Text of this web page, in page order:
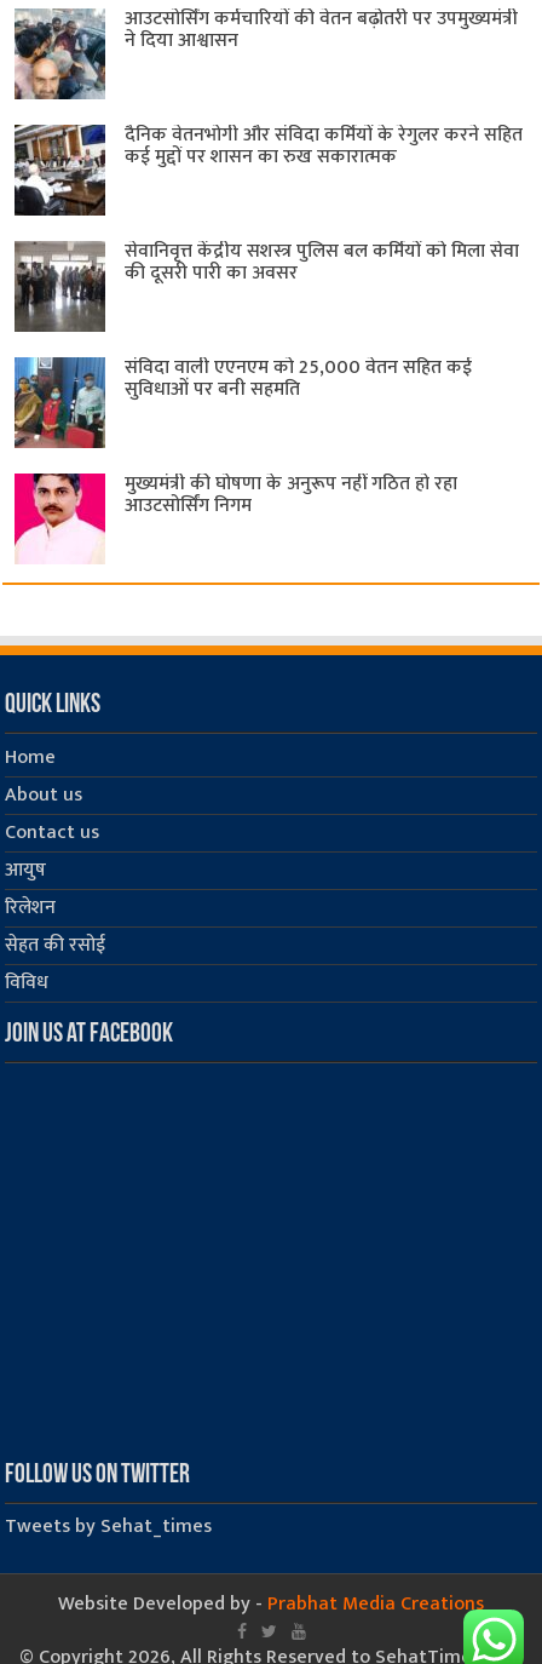
आउटसोर्सिंग कर्मचारियों की वेतन बढ़ोतरी पर उपमुख्यमंत्री
ने दिया आश्वासन
दैनिक वेतनभोगी और संविदा कर्मियों के रेगुलर करने सहित
कई मुद्दों पर शासन का रुख सकारात्मक
सेवानिवृत्त केंद्रीय सशस्त्र पुलिस बल ​कर्मियों को मिला सेवा
की दूसरी पारी का अवसर
संविदा वाली एएनएम को 25,000 वेतन सहित कई
सुविधाओं पर बनी सहमति
मुख्यमंत्री की घोषणा के अनुरूप नहीं गठित हो रहा
आउटसोर्सिंग निगम
Quick Links
Home
About us
Contact us
आयुष
रिलेशन
सेहत की रसोई
विविध
Join us at Facebook
Follow us on Twitter
Tweets by Sehat_times
Website Developed by - Prabhat Media Creations
© Copyright 2026, All Rights Reserved to SehatTimes.Com